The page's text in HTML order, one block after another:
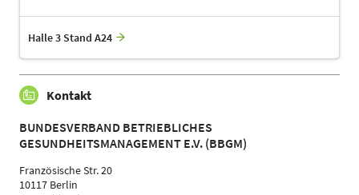
Halle 3 Stand A24
Kontakt
BUNDESVERBAND BETRIEBLICHES
GESUNDHEITSMANAGEMENT E.V. (BBGM)
Französische Str. 20
10117 Berlin